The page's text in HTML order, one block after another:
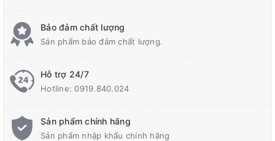
Bảo đảm chất lượng
Sản phẩm bảo đảm chất lượng.
Hỗ trợ 24/7
Hotline:0919.840.024
Sản phẩm chính hãng
Sản phẩm nhập khẩu chính hãng